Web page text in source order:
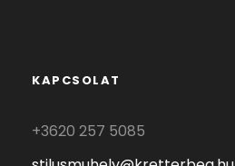
KAPCSOLAT
+3620 257 5085